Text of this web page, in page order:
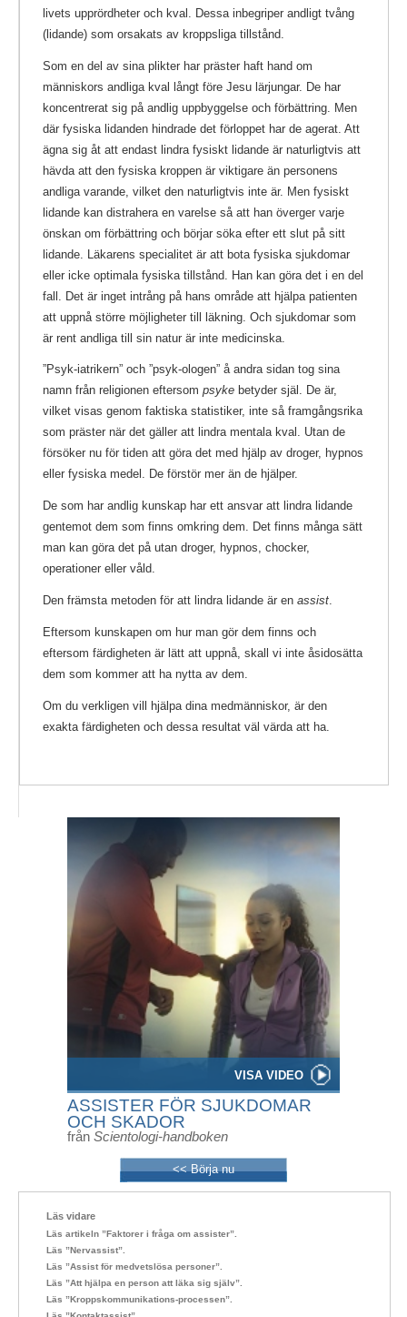
VISA VIDEO
ASSISTER FÖR SJUKDOMAR
OCH SKADOR
från Scientologi-handboken
<< Börja nu
livets upprördheter och kval. Dessa inbegriper andligt tvång
(lidande) som orsakats av kroppsliga tillstånd.
Som en del av sina plikter har präster haft hand om
människors andliga kval långt före Jesu lärjungar. De har
koncentrerat sig på andlig uppbyggelse och förbättring. Men
där fysiska lidanden hindrade det förloppet har de agerat. Att
ägna sig åt att endast lindra fysiskt lidande är naturligtvis att
hävda att den fysiska kroppen är viktigare än personens
andliga varande, vilket den naturligtvis inte är. Men fysiskt
lidande kan distrahera en varelse så att han överger varje
önskan om förbättring och börjar söka efter ett slut på sitt
lidande. Läkarens specialitet är att bota fysiska sjukdomar
eller icke optimala fysiska tillstånd. Han kan göra det i en del
fall. Det är inget intrång på hans område att hjälpa patienten
att uppnå större möjligheter till läkning. Och sjukdomar som
är rent andliga till sin natur är inte medicinska.
”Psyk-iatrikern” och ”psyk-ologen” å andra sidan tog sina
namn från religionen eftersom psyke betyder själ. De är,
vilket visas genom faktiska statistiker, inte så framgångsrika
som präster när det gäller att lindra mentala kval. Utan de
försöker nu för tiden att göra det med hjälp av droger, hypnos
eller fysiska medel. De förstör mer än de hjälper.
De som har andlig kunskap har ett ansvar att lindra lidande
gentemot dem som finns omkring dem. Det finns många sätt
man kan göra det på utan droger, hypnos, chocker,
operationer eller våld.
Den främsta metoden för att lindra lidande är en assist.
Eftersom kunskapen om hur man gör dem finns och
eftersom färdigheten är lätt att uppnå, skall vi inte åsidosätta
dem som kommer att ha nytta av dem.
Om du verkligen vill hjälpa dina medmänniskor, är den
exakta färdigheten och dessa resultat väl värda att ha.
Läs vidare
Läs artikeln ”Faktorer i fråga om assister”.
Läs ”Nervassist”.
Läs ”Assist för medvetslösa personer”.
Läs ”Att hjälpa en person att läka sig själv”.
Läs ”Kroppskommunikations-processen”.